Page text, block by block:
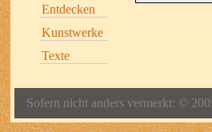
Entdecken
Kunstwerke
Texte
Sofern nicht anders vermerkt: ©